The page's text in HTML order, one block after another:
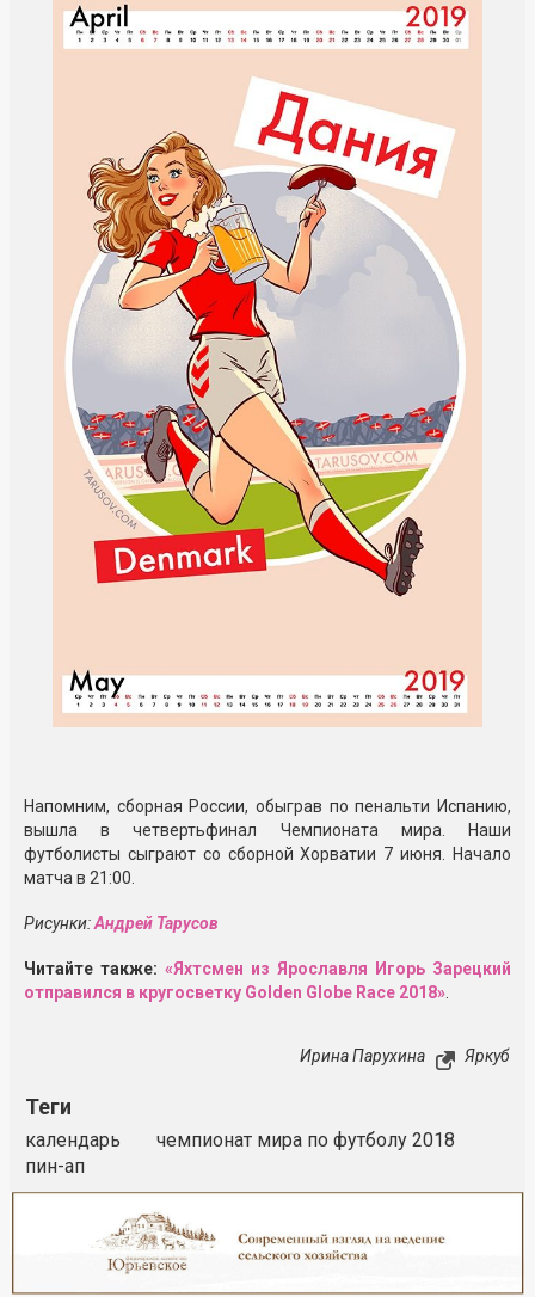
Напомним, сборная России, обыграв по пенальти Испанию,
вышла в четвертьфинал Чемпионата мира. Наши
футболисты сыграют со сборной Хорватии 7 июня. Начало
матча в 21:00.
Рисунки:Андрей Тарусов
Читайте также: «Яхтсмен из Ярославля Игорь Зарецкий
отправился в кругосветку Golden Globe Race 2018»
Ирина Парухина Яркуб
Теги
календарь
чемпионат мира по футболу 2018
пин-ап